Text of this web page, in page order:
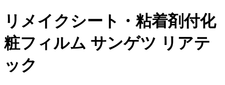
リメイクシート・粘着剤付化
粧フィルム サンゲツ リアテ
ック